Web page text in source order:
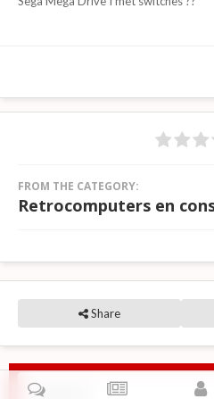
FROM THE CATEGORY:
Retrocomputers en
Share
Reviews